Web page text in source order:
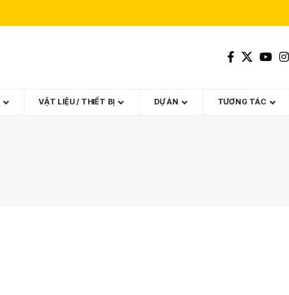
VẬT LIỆU / THIẾT BỊ DỰ ÁN TƯƠNG TÁC